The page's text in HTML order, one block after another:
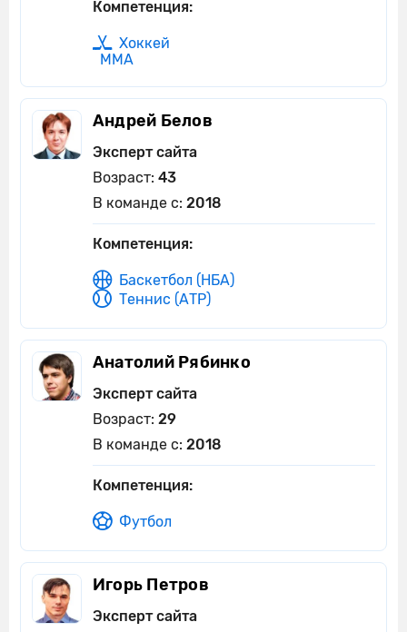
Компетенция:
Хоккей
ММА
Андрей Белов
Эксперт сайта
Возраст: 43
В команде с: 2018
Компетенция:
Баскетбол (НБА)
Теннис (АТР)
Анатолий Рябинко
Эксперт сайта
Возраст: 29
В команде с: 2018
Компетенция:
Футбол
Игорь Петров
Эксперт сайта